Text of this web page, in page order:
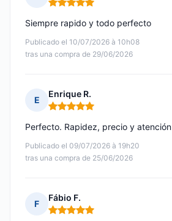
Nota: 5 de 5
Publicado el 10/07/2026 à 10h08
tras una compra de 29/06/2026
Siempre rapido y todo perfecto
E
Enrique R.
Nota: 5 de 5
Publicado el 09/07/2026 à 19h20
tras una compra de 25/06/2026
Perfecto. Rapidez, precio y atención
F
Fábio F.
Nota: 5 de 5